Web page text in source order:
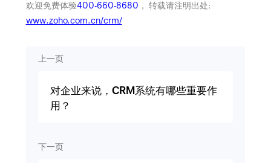
欢迎免费体验400-660-8680 ， 转载请注明出处:
www.zoho.com.cn/crm/
上一页
对企业来说，CRM系统有哪些重要作
用？
下一页